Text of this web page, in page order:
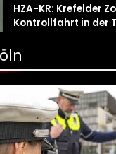
HZA-KR: Krefelder
Kontrollfahrt in der